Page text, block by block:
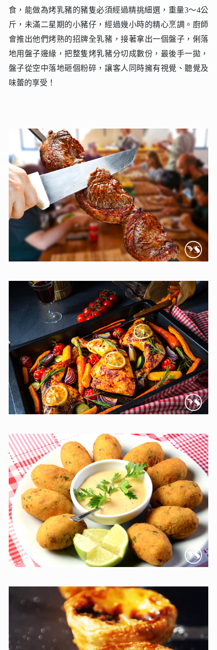
食，能做為烤乳豬的豬隻必須經過精挑細選，重量3～4公
斤，未滿二星期的小豬仔，經過幾小時的精心烹調。廚師
會推出他們烤熟的招牌全乳豬，接著拿出一個盤子，俐落
地用盤子邊緣，把整隻烤乳豬分切成數份，最後手一拋，
盤子從空中落地砸個粉碎，讓客人同時擁有視覺、聽覺及
味蕾的享受！